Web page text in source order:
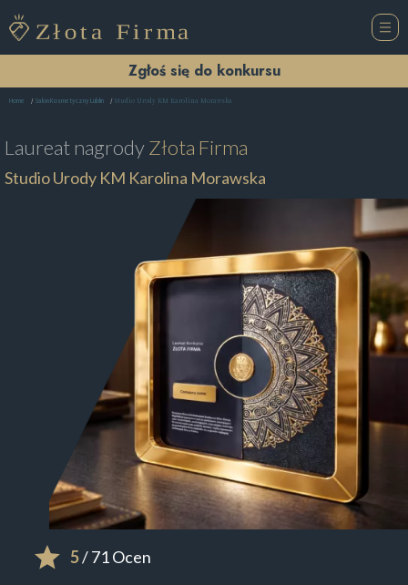
Zgłoś się do konkursu
Home Salon Kosmetyczny Lublin Studio Urody KM Karolina Morawska
Laureat nagrodyZłota Firma
Studio Urody KM Karolina Morawska
5/ 71 Ocen